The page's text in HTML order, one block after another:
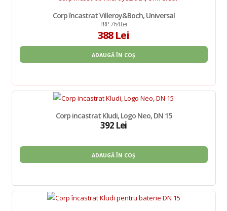
Corp încastrat Villeroy&Boch, Universal
PRP: 764 Lei
388 Lei
ADAUGĂ ÎN COȘ
Corp incastrat Kludi, Logo Neo, DN 15
392 Lei
ADAUGĂ ÎN COȘ